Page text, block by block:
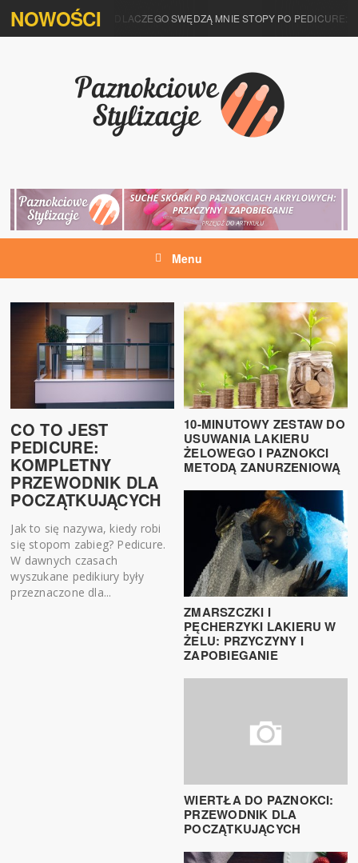
NOWOŚCI DLACZEGO SWĘDZĄ MNIE STOPY PO PEDICURE:
Menu
CO TO JEST
PEDICURE:
KOMPLETNY
PRZEWODNIK DLA
POCZĄTKUJĄCYCH
Jak to się nazywa, kiedy robi
się stopom zabieg? Pedicure.
W dawnych czasach
wyszukane pedikiury były
przeznaczone dla...
10-MINUTOWY ZESTAW DO
USUWANIA LAKIERU
ŻELOWEGO I PAZNOKCI
METODĄ ZANURZENIOWĄ
ZMARSZCZKI I
PĘCHERZYKI LAKIERU W
ŻELU: PRZYCZYNY I
ZAPOBIEGANIE
WIERTŁA DO PAZNOKCI:
PRZEWODNIK DLA
POCZĄTKUJĄCYCH